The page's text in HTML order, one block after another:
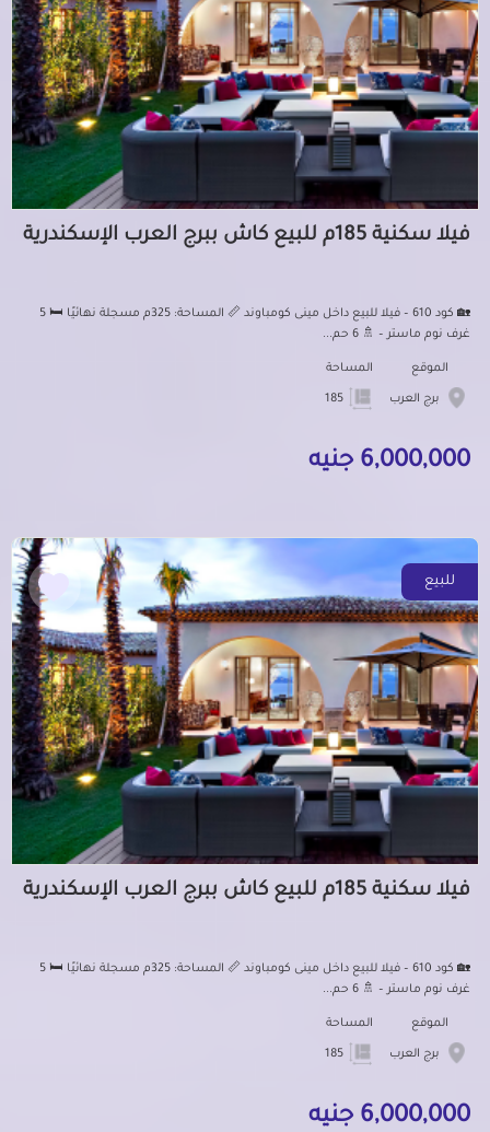
فيلا سكنية 185م للبيع كاش ببرج العرب الإسكندرية
🏡 كود 610 – فيلا للبيع داخل مينى كومباوند 📏 المساحة: 325م مسجلة نهائيًا 🛏️ 5
غرف نوم ماستر – 🚿 6 حم...
الموقع
برج العرب
المساحة
6,000,000 جنيه
للبيع
فيلا سكنية 185م للبيع كاش ببرج العرب الإسكندرية
🏡 كود 610 – فيلا للبيع داخل مينى كومباوند 📏 المساحة: 325م مسجلة نهائيًا 🛏️ 5
غرف نوم ماستر – 🚿 6 حم...
الموقع
برج العرب
المساحة
6,000,000 جنيه